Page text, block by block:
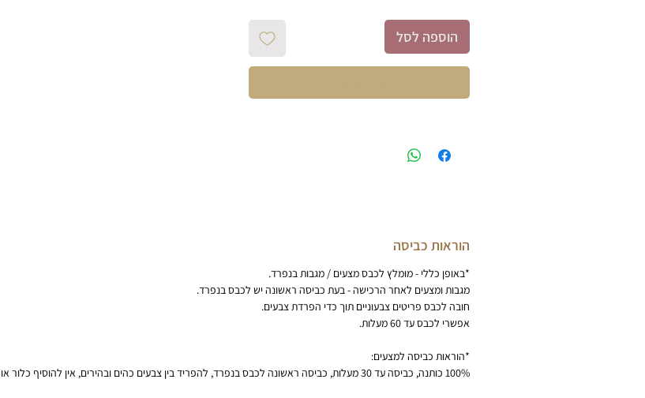
הוספה לסל
הוראות כביסה
*באופן כללי - מומלץ לכבס מצעים / מגבות בנפרד.
מגבות ומצעים לאחר הרכישה - בעת כביסה ראשונה יש לכבס בנפרד.
חובה לכבס פריטים צבעוניים תוך כדי הפרדת צבעים.
אפשרי לכבס עד 60 מעלות.
*הוראות כביסה למצעים:
100% כותנה, כביסה עד 30 מעלות, כביסה ראשונה לכבס בנפרד, להפריד בין צבעים כהים ובהירים, אין להוסיף כלור או כל חומר מלבין, ללא סחיטה, גיהוץ קל במידת הצורך.